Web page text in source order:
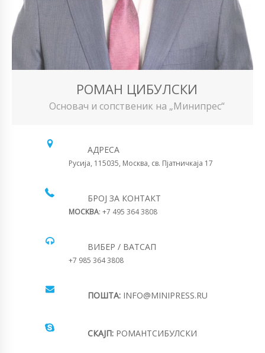
РОМАН ЦИБУЛСКИ
Основач и сопственик на „Минипрес“
АДРЕСА
Русија, 115035, Москва, св. Пјатничкаја 17
БРОЈ ЗА КОНТАКТ
МОСКВА: +7 495 364 3808
ВИБЕР / ВАТСАП
+7 985 364 3808
ПОШТА: INFO@MINIPRESS.RU
СКАЈП: РОМАНТСИБУЛСКИ